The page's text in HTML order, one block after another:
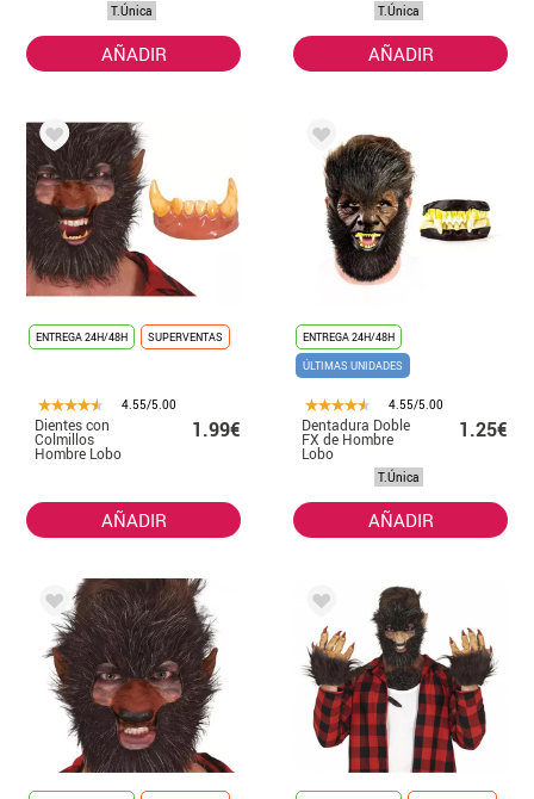
T.Única
AÑADIR
T.Única
AÑADIR
ENTREGA 24H/48H SUPERVENTAS
4.55/5.00
Dientes con
Colmillos
Hombre Lobo
1.99€
AÑADIR
ENTREGA 24H/48H
ÚLTIMAS UNIDADES
4.55/5.00
Dentadura Doble
FX de Hombre
Lobo
1.25€
T.Única
AÑADIR